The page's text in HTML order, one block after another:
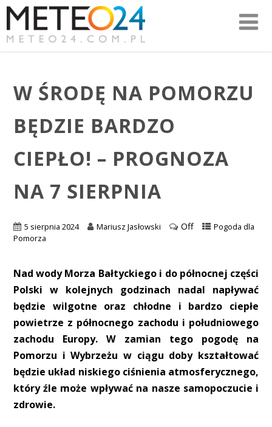
W ŚRODĘ NA POMORZU
BĘDZIE BARDZO
CIEPŁO! – PROGNOZA
NA 7 SIERPNIA
5 sierpnia 2024 Mariusz Jasłowski Off
Pogoda dla
Pomorza
Nad wody Morza Bałtyckiego i do północnej części
Polski w kolejnych godzinach nadal napływać
będzie wilgotne oraz chłodne i bardzo ciepłe
powietrze z północnego zachodu i południowego
zachodu Europy. W zamian tego pogodę na
Pomorzu i Wybrzeżu w ciągu doby kształtować
będzie układ niskiego ciśnienia atmosferycznego,
który źle może wpływać na nasze samopoczucie i
zdrowie.